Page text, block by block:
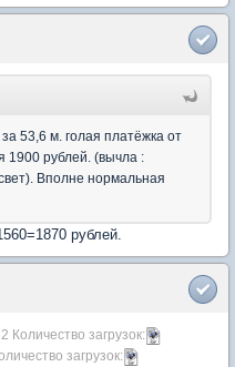
53,6 м. голая платёжка от
1900 рублей. (вычла :
Вполне нормальная
рублей.
2 Количество загрузок:
загрузок: